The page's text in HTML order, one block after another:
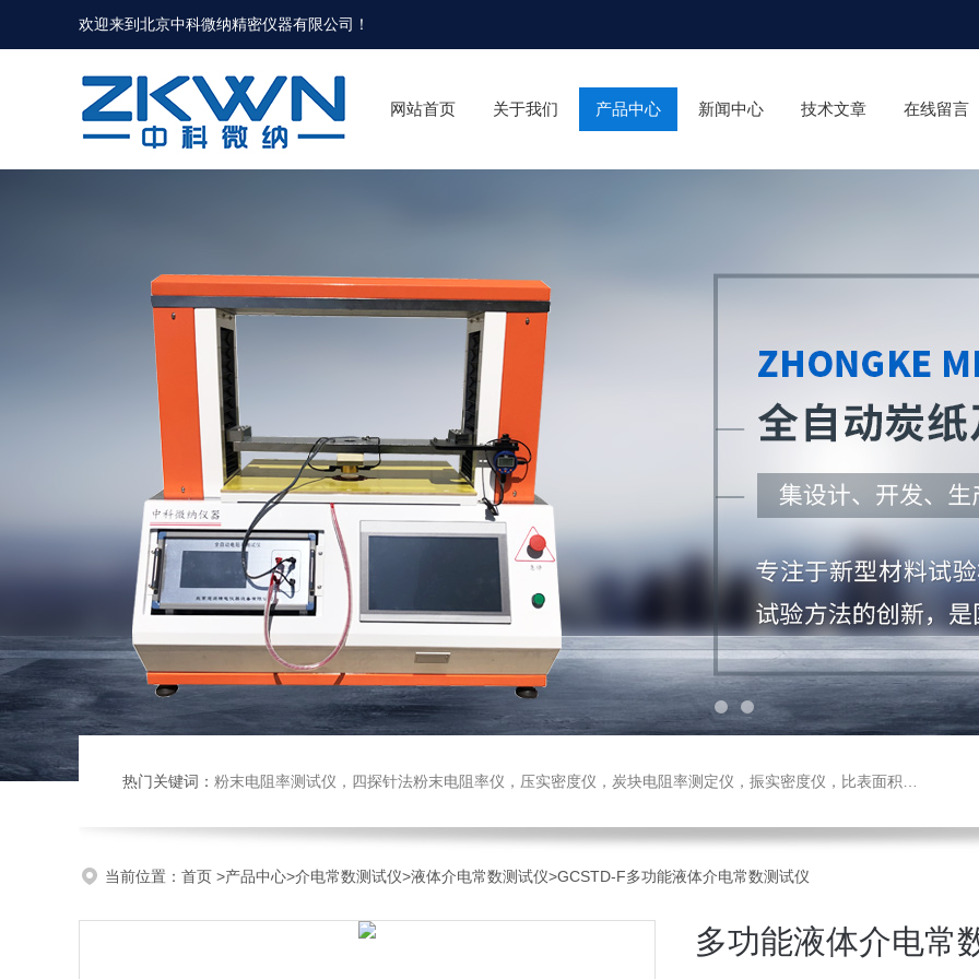
欢迎来到北京中科微纳精密仪器有限公司！
网站首页 关于我们 产品中心 新闻中心 技术文章 在线留言
热门关键词： 粉末电阻率测试仪，四探针法粉末电阻率仪，压实密度仪，炭块电阻率测定仪，振实密度仪，比表面积测试仪，真密度仪，炭块热膨胀仪，炭块透气率仪，炭块二氧化碳反应测定仪
当前位置： 首页 >产品中心>介电常数测试仪>液体介电常数测试仪>GCSTD-F多功能液体介电常数测试仪
多功能液体介电常